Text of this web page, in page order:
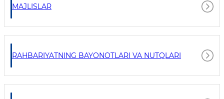
MAJLISLAR
RAHBARIYATNING BAYONOTLARI VA NUTQLARI